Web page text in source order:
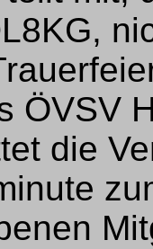
ÖVSV
die